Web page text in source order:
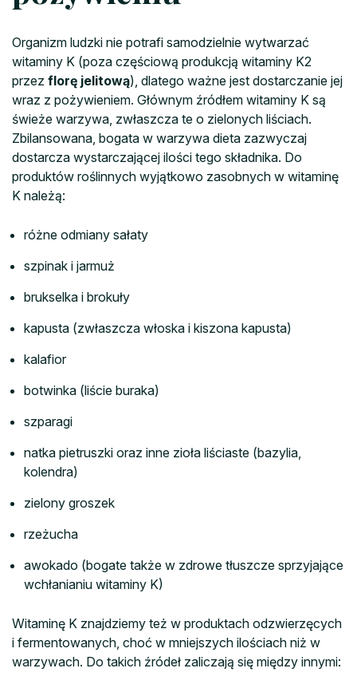
Organizm ludzki nie potrafi samodzielnie wytwarzać
witaminy K (poza częściową produkcją witaminy K2
przez florę jelitową), dlatego ważne jest dostarczanie jej
wraz z pożywieniem. Głównym źródłem witaminy K są
świeże warzywa, zwłaszcza te o zielonych liściach.
Zbilansowana, bogata w warzywa dieta zazwyczaj
dostarcza wystarczającej ilości tego składnika. Do
produktów roślinnych wyjątkowo zasobnych w witaminę
K należą:
różne odmiany sałaty
szpinak i jarmuż
brukselka i brokuły
kapusta (zwłaszcza włoska i kiszona kapusta)
kalafior
botwinka (liście buraka)
szparagi
natka pietruszki oraz inne zioła liściaste (bazylia,
kolendra)
zielony groszek
rzeżucha
awokado (bogate także w zdrowe tłuszcze sprzyjające
wchłanianiu witaminy K)
Witaminę K znajdziemy też w produktach odzwierzęcych
i fermentowanych, choć w mniejszych ilościach niż w
warzywach. Do takich źródeł zaliczają się między innymi: